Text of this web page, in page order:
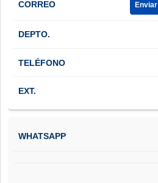
Enviar